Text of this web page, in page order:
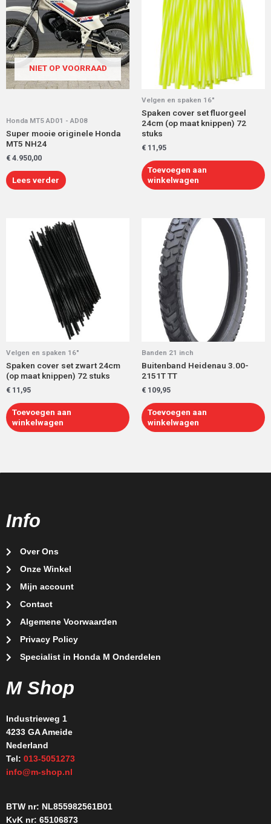
NIET OP VOORRAAD
Honda MT5 AD01 - AD08
Super mooie originele Honda
MT5 NH24
€ 4.950,00
Lees verder
Velgen en spaken 16"
Spaken cover set fluorgeel
24cm (op maat knippen) 72
stuks
€ 11,95
Toevoegen aan
winkelwagen
Velgen en spaken 16"
Spaken cover set zwart 24cm
(op maat knippen) 72 stuks
€ 11,95
Toevoegen aan
winkelwagen
Banden 21 inch
Buitenband Heidenau 3.00-
2151T TT
€ 109,95
Toevoegen aan
winkelwagen
Info
Over Ons
Onze Winkel
Mijn account
Contact
Algemene Voorwaarden
Privacy Policy
Specialist in Honda M Onderdelen
M Shop
Industrieweg 1
4233 GA Ameide
Nederland
Tel: 013-5051273
info@m-shop.nl
BTW nr: NL855982561B01
KvK nr: 65106873